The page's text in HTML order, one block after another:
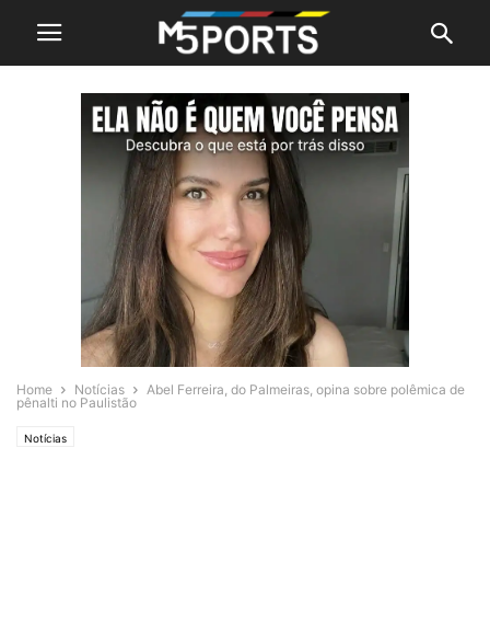
Home Notícias
Abel Ferreira, do Palmeiras, opina sobre polêmica de
pênalti no Paulistão
Notícias